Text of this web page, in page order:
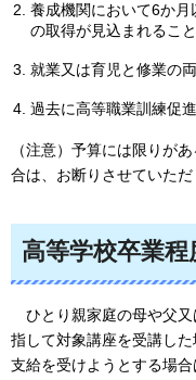
養成機関において6か
の取得が見込まれること
就業又は育児と修業の
過去に高等職業訓練促
（注意）予算には限りが
合は、お断りさせていただ
高等学校卒業
ひとり親家庭の母や父
指して対象講座を受講し
支給を受けようとする場合